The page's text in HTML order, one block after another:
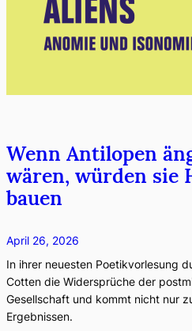
Wenn Antilopen
wären, würden sie
bauen
April 26, 2026
In ihrer neuesten Poetikvorlesung
Cotten die Widersprüche der
Gesellschaft und kommt nicht nur
Ergebnissen.